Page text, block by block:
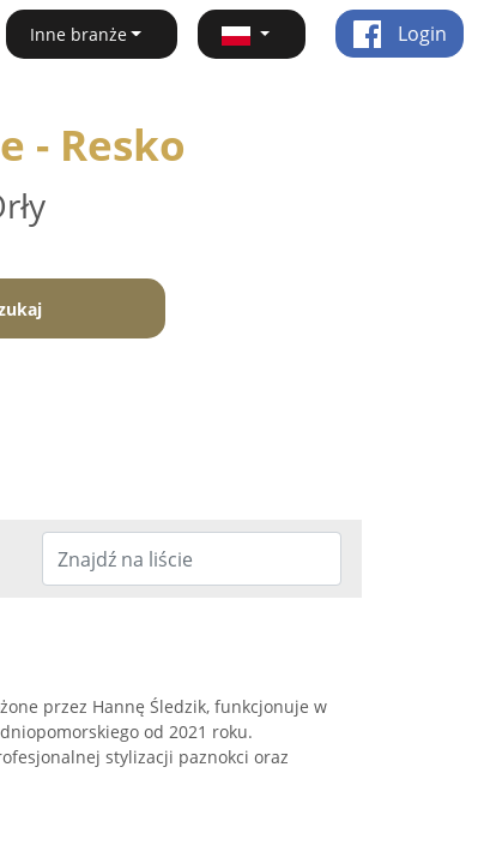
Inne branże Login
- Resko
przez Hannę Śledzik, funkcjonuje w
od 2021 roku.
stylizacji paznokci oraz